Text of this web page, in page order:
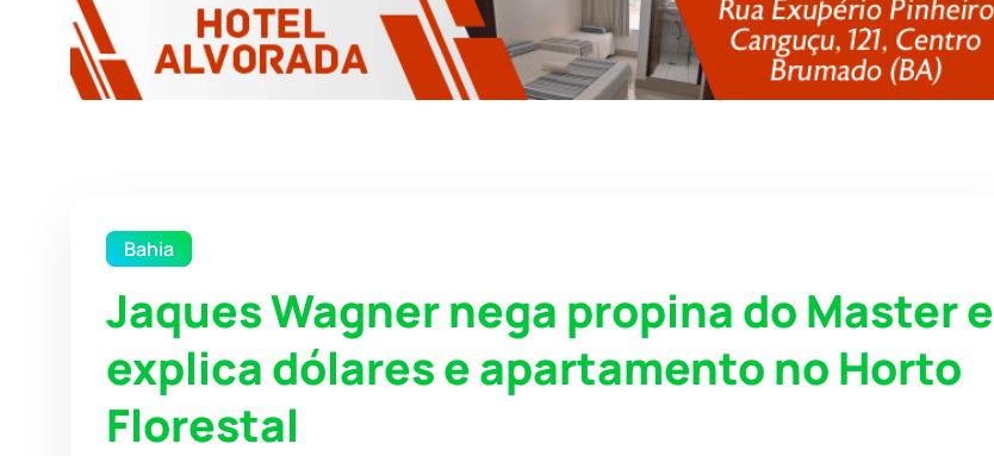
Bahia
Jaques Wagner nega propina do Master e
explica dólares e apartamento no Horto
Florestal